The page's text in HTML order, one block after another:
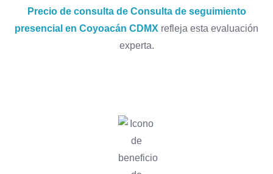
Precio de consulta de Consulta de seguimiento
presencial en Coyoacán CDMX refleja esta evaluación
experta.